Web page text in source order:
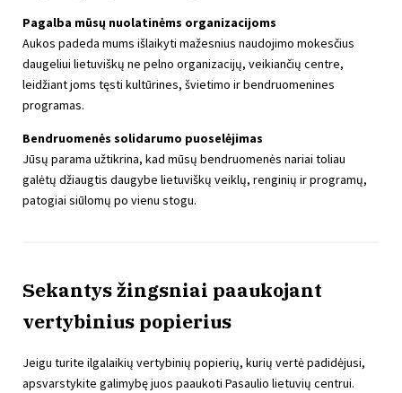
Pagalba mūsų nuolatinėms organizacijoms
Aukos padeda mums išlaikyti mažesnius naudojimo mokesčius
daugeliui lietuviškų ne pelno organizacijų, veikiančių centre,
leidžiant joms tęsti kultūrines, švietimo ir bendruomenines
programas.
Bendruomenės solidarumo puoselėjimas
Jūsų parama užtikrina, kad mūsų bendruomenės nariai toliau
galėtų džiaugtis daugybe lietuviškų veiklų, renginių ir programų,
patogiai siūlomų po vienu stogu.
Sekantys žingsniai paaukojant
vertybinius popierius
Jeigu turite ilgalaikių vertybinių popierių, kurių vertė padidėjusi,
apsvarstykite galimybę juos paaukoti Pasaulio lietuvių centrui.